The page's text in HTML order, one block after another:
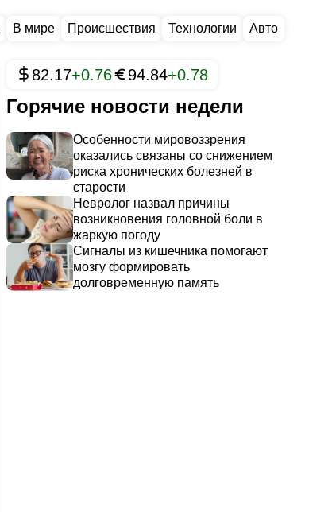
В мире Происшествия Технологии Авто
82.17+0.76 94.84+0.78
Горячие новости недели
Особенности мировоззрения
оказались связаны со снижением
риска хронических болезней в
старости
Невролог назвал причины
возникновения головной боли в
жаркую погоду
Сигналы из кишечника помогают
мозгу формировать
долговременную память